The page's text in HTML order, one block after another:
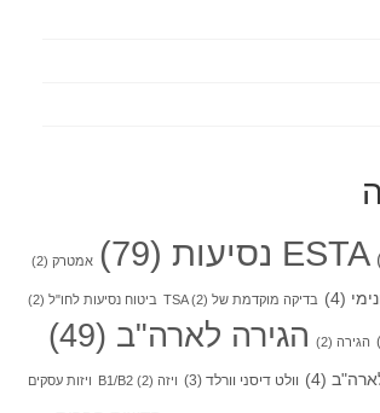
ESTA נסיעות (79) אמטרק (2)
(4) בדיקה מוקדמת של TSA (2) ביטוח נסיעות לחו"ל (2)
הגירה (2) הגירה לארה"ב (49)
(4) וולט דיסני וורלד (3) ויזה B1/B2 (2) ויזות עסקים